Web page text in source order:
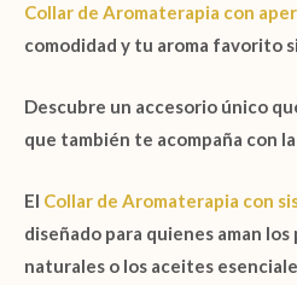
Collar de Aromaterapia con
comodidad y tu aroma favorito
Descubre un accesorio único
que también te acompaña con
El Collar de Aromaterapia con
diseñado para quienes aman
naturales o los aceites